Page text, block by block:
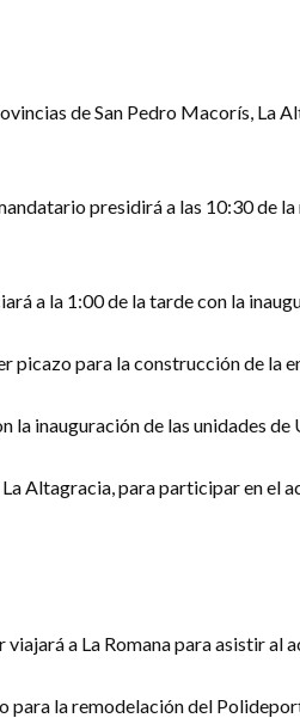
de San Pedro Macorís,
presidirá a las 10:30 de
a la 1:00 de la tarde con la
para la construcción de
la inauguración de las unidades
Altagracia, para participar en
a La Romana para asistir
la remodelación del